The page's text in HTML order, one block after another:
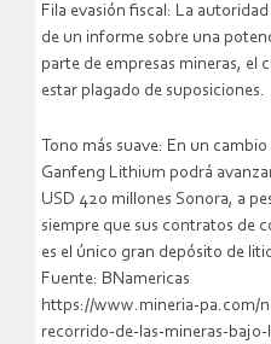
Fila evasión fiscal: La
de un informe sobre una
parte de empresas mineras, el
estar plagado de suposiciones.
Tono más suave: En un
Ganfeng Lithium podrá
USD 420 millones Sonora, a
siempre que sus contratos de
es el único gran depósito de
Fuente: BNamericas
https://www.mineria-pa.com/
recorrido-de-las-mineras-